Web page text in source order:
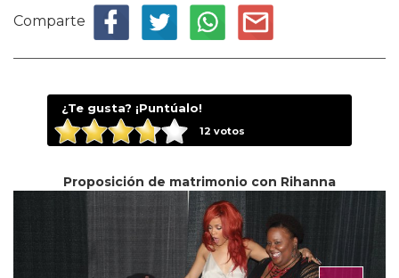
Comparte
¿Te gusta? ¡Puntúalo!
12 votos
Proposición de matrimonio con Rihanna